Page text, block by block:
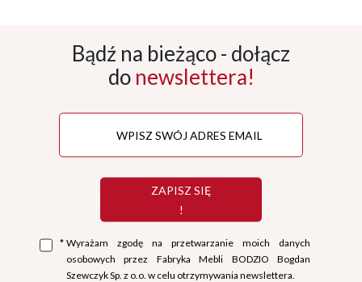
Bądź na bieżąco - dołącz
do newslettera!
ZAPISZ SIĘ
!
* Wyrażam zgodę na przetwarzanie moich danych
osobowych przez Fabryka Mebli BODZIO Bogdan
Szewczyk Sp. z o.o. w celu otrzymywania newslettera.